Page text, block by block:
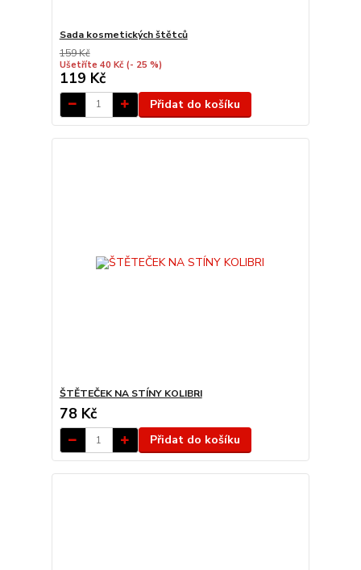
Sada kosmetických štětců
159 Kč
Ušetříte 40 Kč (- 25 %)
119 Kč
Přidat do košíku
ŠTĚTEČEK NA STÍNY KOLIBRI
78 Kč
Přidat do košíku